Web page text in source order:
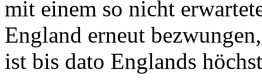
mit einem so nicht
England erneut
ist bis dato Englands